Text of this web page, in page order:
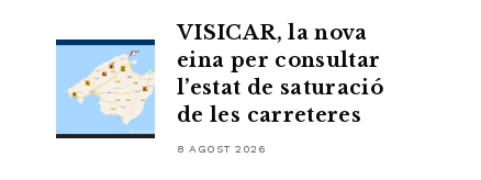
VISICAR, la nova
eina per consultar
l’estat de saturació
de les carreteres
8 AGOST 2026